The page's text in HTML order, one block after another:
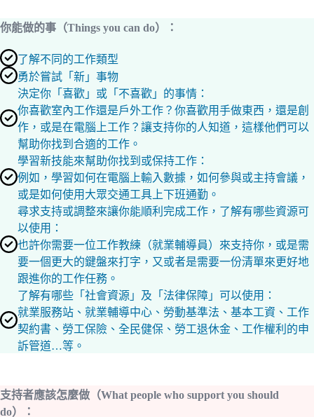
你能做的事（Things you can do）：
了解不同的工作類型
勇於嘗試「新」事物
決定你「喜歡」或「不喜歡」的事情：
你喜歡室內工作還是戶外工作？你喜歡用手做東西，還是創
作，或是在電腦上工作？讓支持你的人知道，這樣他們可以
幫助你找到合適的工作。
學習新技能來幫助你找到或保持工作：
例如，學習如何在電腦上輸入數據，如何參與或主持會議，
或是如何使用大眾交通工具上下班通勤。
尋求支持或調整來讓你能順利完成工作，了解有哪些資源可
以使用：
也許你需要一位工作教練（就業輔導員）來支持你，或是需
要一個更大的鍵盤來打字，又或者是需要一份清單來更好地
跟進你的工作任務。
了解有哪些「社會資源」及「法律保障」可以使用：
就業服務站、就業輔導中心、勞動基準法、基本工資、工作
契約書、勞工保險、全民健保、勞工退休金、工作權利的申
訴管道…等。
支持者應該怎麼做（What people who support you should
do）：